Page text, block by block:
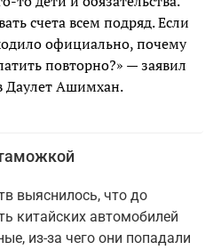
счета всем подряд. Если
официально, почему
повторно?» — заявил
Даулет Ашимхан.
выяснилось, что до
китайских автомобилей
из-за чего они попадали